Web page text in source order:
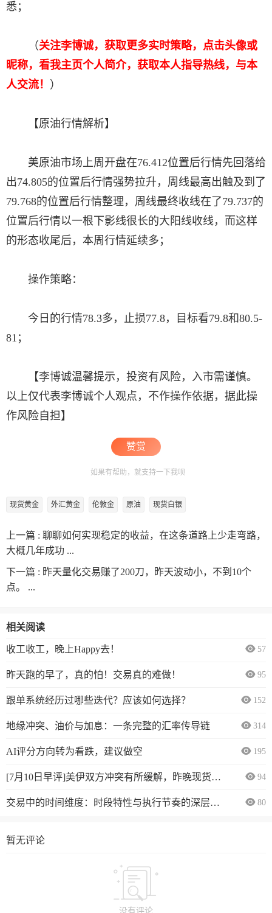
悉；
（关注李博诚，获取更多实时策略，点击头像或
昵称，看我主页个人简介，获取本人指导热线，与本
人交流！ ）
【原油行情解析】
美原油市场上周开盘在76.412位置后行情先回落给
出74.805的位置后行情强势拉升，周线最高出触及到了
79.768的位置后行情整理，周线最终收线在了79.737的
位置后行情以一根下影线很长的大阳线收线，而这样
的形态收尾后，本周行情延续多；
操作策略：
今日的行情78.3多，止损77.8，目标看79.8和80.5-
81；
【李博诚温馨提示，投资有风险，入市需谨慎。
以上仅代表李博诚个人观点，不作操作依据，据此操
作风险自担】
赞赏
如果有帮助，就支持一下我呗
现货黄金 外汇黄金 伦敦金 原油 现货白银
上一篇 : 聊聊如何实现稳定的收益，在这条道路上少走弯路，
大概几年成功 ...
下一篇 : 昨天量化交易赚了200刀，昨天波动小，不到10个
点。 ...
相关阅读
收工收工，晚上Happy去！ 57
昨天跑的早了，真的怕！交易真的难做！ 95
跟单系统经历过哪些迭代？应该如何选择？ 152
地缘冲突、油价与加息：一条完整的汇率传导链 314
AI评分方向转为看跌，建议做空 195
[7月10日早评]美伊双方冲突有所缓解，昨晚现货黄金震荡上行 94
交易中的时间维度：时段特性与执行节奏的深层逻辑 80
暂无评论
没有评论